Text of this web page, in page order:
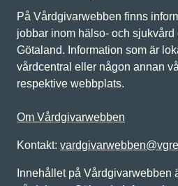
På Vårdgivarwebben finns
jobbar inom hälso- och
Götaland. Information som är
vårdcentral eller någon annan
respektive webbplats.
Om Vårdgivarwebben
Kontakt:
Innehållet på Vårdgivarwebben